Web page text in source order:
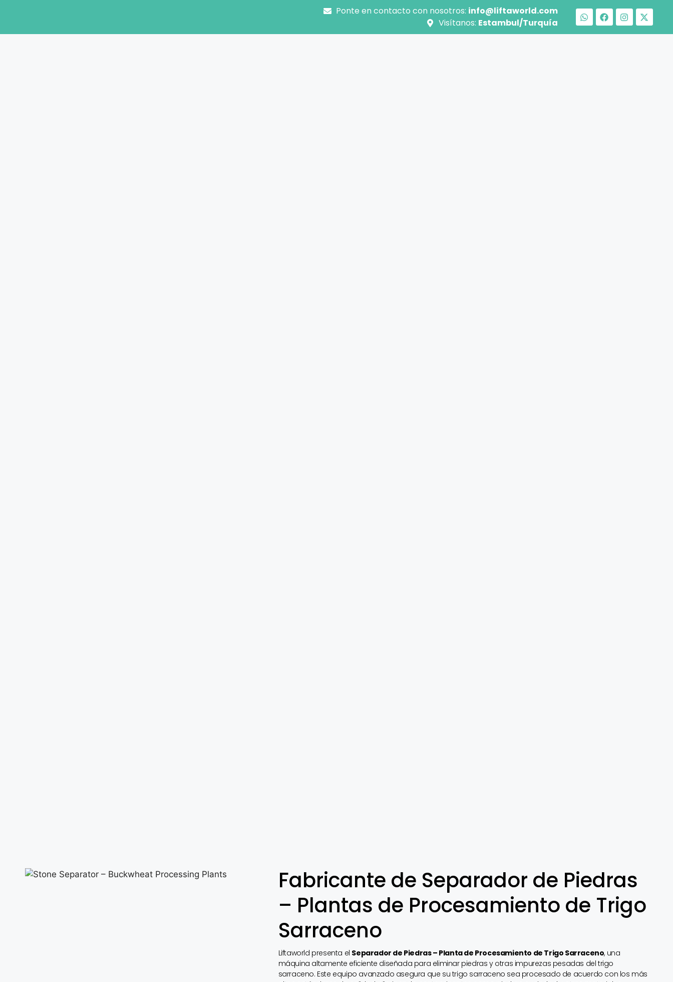
Ponte en contacto con nosotros: info@liftaworld.com
Visítanos: Estambul/Turquía
Fabricante de Separador de Piedras
– Plantas de Procesamiento de Trigo
Sarraceno
Liftaworld presenta el Separador de Piedras – Planta de Procesamiento de Trigo Sarraceno, una
máquina altamente eficiente diseñada para eliminar piedras y otras impurezas pesadas del trigo
sarraceno. Este equipo avanzado asegura que su trigo sarraceno sea procesado de acuerdo con los más